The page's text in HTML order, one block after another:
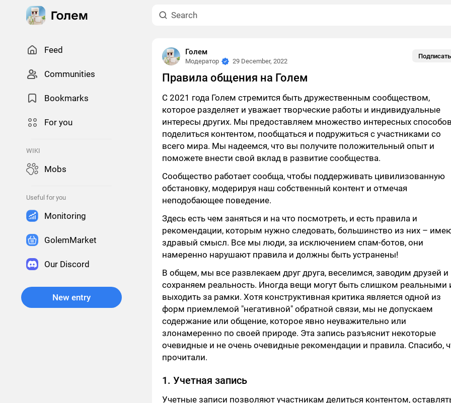
Feed
Сommunities
Bookmarks
For you
WIKI
Mobs
Useful for you
Monitoring
GolemMarket
Our Discord
New entry
Голем
Модератор 29 December, 2022
Правила общения на Голем
С 2021 года Голем стремится быть дружественным сообществом,
которое разделяет и уважает творческие работы и индивидуальные
интересы других. Мы предоставляем множество интересных
поделиться контентом, пообщаться и подружиться с участниками со
всего мира. Мы надеемся, что вы получите положительный опыт и
поможете внести свой вклад в развитие сообщества.
Сообщество работает сообща, чтобы поддерживать цивилизованную
обстановку, модерируя наш собственный контент и отмечая
неподобающее поведение.
Здесь есть чем заняться и на что посмотреть, и есть правила и
рекомендации, которым нужно следовать, большинство из них –
здравый смысл. Все мы люди, за исключением спам-ботов, они
намеренно нарушают правила и должны быть устранены!
В общем, мы все развлекаем друг друга, веселимся, заводим друзей и
сохраняем реальность. Иногда вещи могут быть слишком реальными
выходить за рамки. Хотя конструктивная критика является одной из
форм приемлемой "негативной" обратной связи, мы не допускаем
содержание или общение, которое явно неуважительно или
злонамеренно по своей природе. Эта запись разъяснит некоторые
очевидные и не очень очевидные рекомендации и правила. Спасибо,
прочитали.
1. Учетная запись
Учетные записи позволяют участникам делиться контентом,